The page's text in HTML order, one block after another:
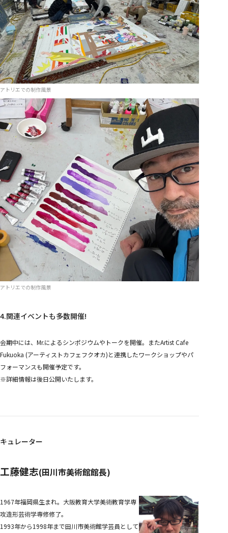
アトリエでの制作風景
アトリエでの制作風景
4.関連イベントも多数開催!
会期中には、Mr.によるシンポジウムやトークを開催。またArtist Cafe
Fukuoka (アーティストカフェフクオカ)と連携したワークショップやパ
フォーマンスも開催予定です。
※詳細情報は後日公開いたします。
キュレーター
工藤健志(田川市美術館館長)
1967年福岡県生まれ。大阪教育大学美術教育学専
攻造形芸術学専修修了。
1993年から1998年まで田川市美術館学芸員として